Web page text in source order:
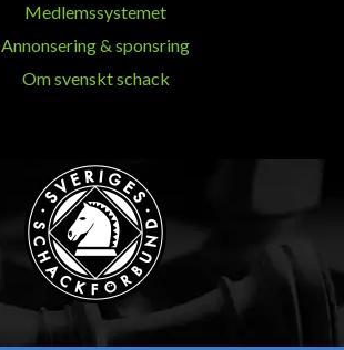
Medlemssystemet
Annonsering & sponsring
Om svenskt schack